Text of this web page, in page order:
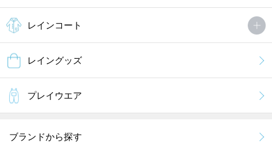
レインコート
レイングッズ
プレイウエア
ブランドから探す